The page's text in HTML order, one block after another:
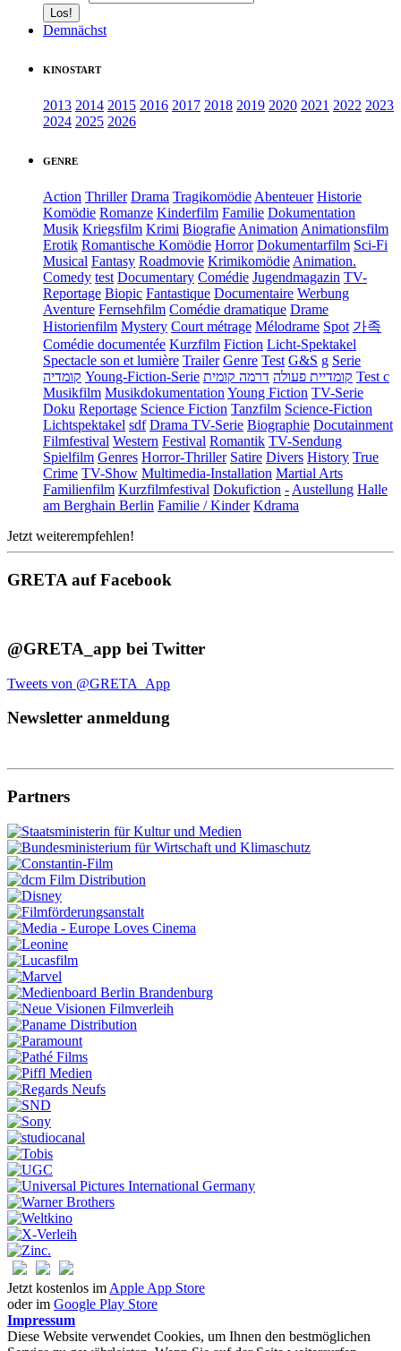
Demnächst
KINOSTART
2013 2014 2015 2016 2017 2018 2019 2020 2021 2022 2023
2024 2025 2026
GENRE
Action Thriller Drama Tragikomödie Abenteuer Historie
Komödie Romanze Kinderfilm Familie Dokumentation
Musik Kriegsfilm Krimi Biografie Animation Animationsfilm
Erotik Romantische Komödie Horror Dokumentarfilm Sci-Fi
Musical Fantasy Roadmovie Krimikomödie Animation.
Comedy test Documentary Comédie Jugendmagazin TV-
Reportage Biopic Fantastique Documentaire Werbung
Aventure Fernsehfilm Comédie dramatique Drame
Historienfilm Mystery Court métrage Mélodrame Spot 가족
Comédie documentée Kurzfilm Fiction Licht-Spektakel
Spectacle son et lumière Trailer Genre Test G&S g Serie
קומדיה Young-Fiction-Serie קומדיית פעולה דרמה קומית
Test c
Musikfilm Musikdokumentation Young Fiction TV-Serie
Doku Reportage Science Fiction Tanzfilm Science-Fiction
Lichtspektakel sdf Drama TV-Serie Biographie Docutainment
Filmfestival Western Festival Romantik TV-Sendung
Spielfilm Genres Horror-Thriller Satire Divers History True
Crime TV-Show Multimedia-Installation Martial Arts
Familienfilm Kurzfilmfestival Dokufiction - Austellung Halle
am Berghain Berlin Familie / Kinder Kdrama
Jetzt weiterempfehlen!
GRETA auf Facebook
@GRETA_app bei Twitter
Tweets von @GRETA_App
Newsletter anmeldung
Partners
Jetzt kostenlos im Apple App Store
oder im Google Play Store
Impressum
Diese Website verwendet Cookies, um Ihnen den bestmöglichen